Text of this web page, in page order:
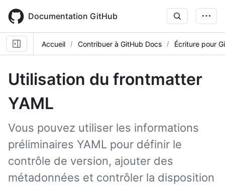
main
content
Documentation GitHub
Accueil Contribuer à GitHub Docs Écriture pour
Utilisation du frontmatter
YAML
Vous pouvez utiliser les informations
préliminaires YAML pour définir le
contrôle de version, ajouter des
métadonnées et contrôler la disposition